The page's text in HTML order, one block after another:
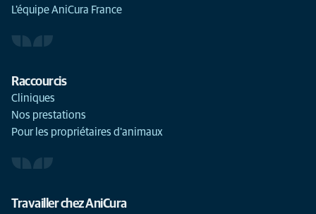
L'équipe AniCura France
Raccourcis
Cliniques
Nos prestations
Pour les propriétaires d'animaux
Travailler chez AniCura